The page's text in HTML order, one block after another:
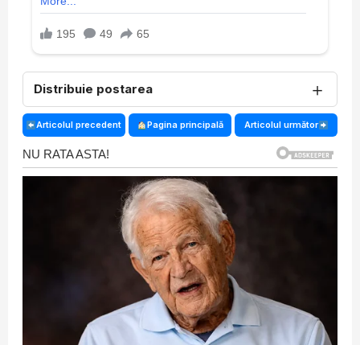
Distribuie postarea ＋
Articolul precedent Pagina principală Articolul următor